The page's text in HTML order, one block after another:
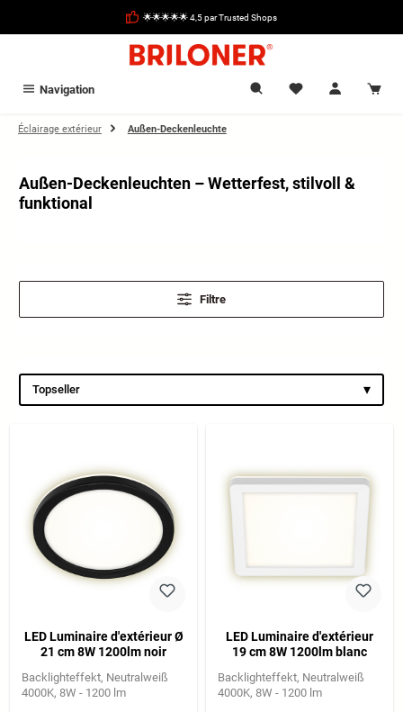
🌟🌟🌟🌟🌟 4,5 par Trusted Shops
Navigation
Éclairage extérieur Außen-Deckenleuchte
Außen-Deckenleuchten – Wetterfest, stilvoll &
funktional
Filtre
Topseller ▾
LED Luminaire d'extérieur Ø
21 cm 8W 1200lm noir
Backlighteffekt Neutralweiß
4000K 8W - 1200 lm
LED Luminaire d'extérieur
19 cm 8W 1200lm blanc
Backlighteffekt Neutralweiß
4000K 8W - 1200 lm